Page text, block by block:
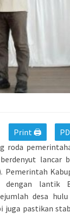
Print 🖨
roda
lancar
Pemerintah
lantik
desa hulu
juga pastikan